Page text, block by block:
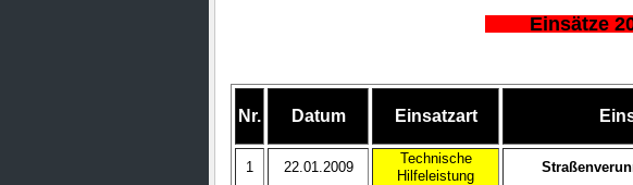
Einsätze
Nr. Datum Einsatzart
1 22.01.2009
Technische
Hilfeleistung